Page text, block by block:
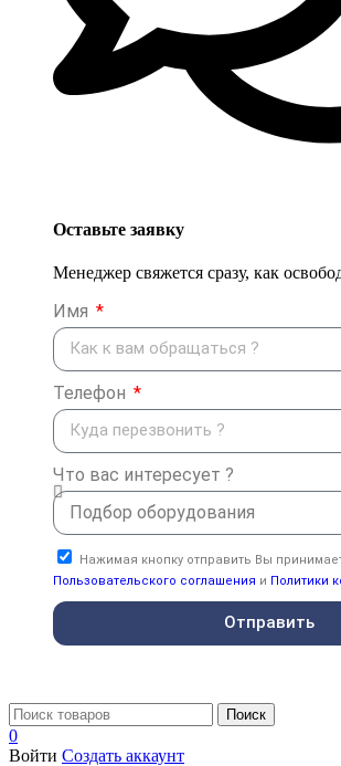
Оставьте заявку
Менеджер свяжется сразу, как
Имя
Телефон
Что вас интересует ?
Нажимая кнопку отправить Вы
Пользовательского соглашения и Политики
Отправить
Поиск
0
Войти Создать аккаунт